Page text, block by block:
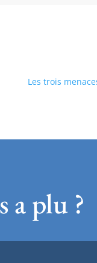
Les trois
a plu ?